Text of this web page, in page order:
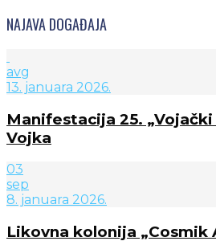
NAJAVA DOGAĐAJA
avg
13. januara 2026.
Manifestacija 25.
Vojka
03
sep
8. januara 2026.
Likovna kolonija „Cosmik